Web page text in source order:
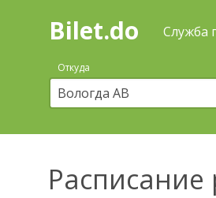
Поиск
покупка
билетов
автобус
онлайн
Bilet.do Служба
Откуда
Расписание